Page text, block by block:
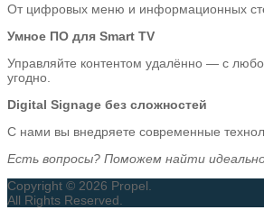
От цифровых меню и информационных
Умное ПО для Smart TV
Управляйте контентом удалённо — с
угодно.
Digital Signage без сложностей
С нами вы внедряете современные
Есть вопросы? Поможем найти
Copyright © 2026 Propel.
All Rights Reserved.